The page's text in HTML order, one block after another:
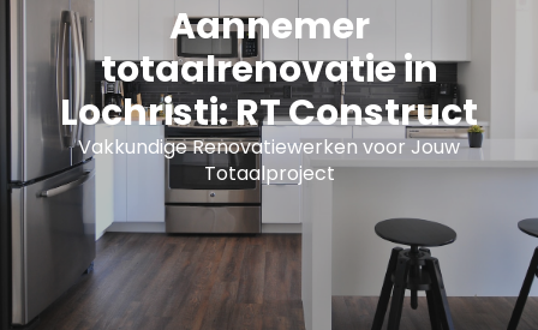
Aannemer
totaalrenovatie in
Lochristi: RT Construct
Vakkundige Renovatiewerken voor Jouw
Totaalproject